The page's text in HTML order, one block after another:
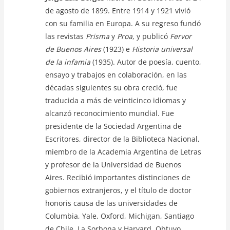
de agosto de 1899. Entre 1914 y 1921 vivió
con su familia en Europa. A su regreso fundó
las revistas Prisma y Proa, y publicó Fervor
de Buenos Aires(1923) e Historia universal
de la infamia (1935). Autor de poesía, cuento,
ensayo y trabajos en colaboración, en las
décadas siguientes su obra creció, fue
traducida a más de veinticinco idiomas y
alcanzó reconocimiento mundial. Fue
presidente de la Sociedad Argentina de
Escritores, director de la Biblioteca Nacional,
miembro de la Academia Argentina de Letras
y profesor de la Universidad de Buenos
Aires. Recibió importantes distinciones de
gobiernos extranjeros, y el título de doctor
honoris causa de las universidades de
Columbia, Yale, Oxford, Michigan, Santiago